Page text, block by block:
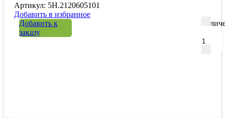
Артикул: 5H.2120605101
Добавить в избранное
Добавить к
заказу